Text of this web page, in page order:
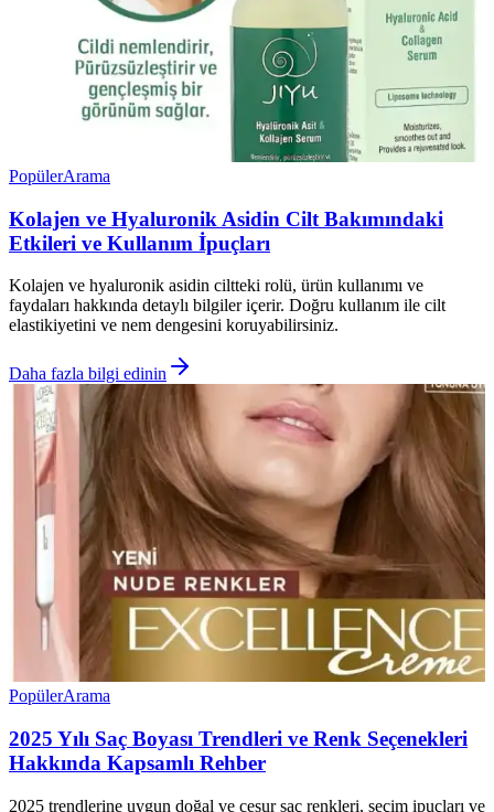
PopülerArama
Kolajen ve Hyaluronik Asidin Cilt Bakımındaki
Etkileri ve Kullanım İpuçları
Kolajen ve hyaluronik asidin ciltteki rolü, ürün kullanımı ve
faydaları hakkında detaylı bilgiler içerir. Doğru kullanım ile cilt
elastikiyetini ve nem dengesini koruyabilirsiniz.
Daha fazla bilgi edinin
PopülerArama
2025 Yılı Saç Boyası Trendleri ve Renk Seçenekleri
Hakkında Kapsamlı Rehber
2025 trendlerine uygun doğal ve cesur saç renkleri, seçim ipuçları ve